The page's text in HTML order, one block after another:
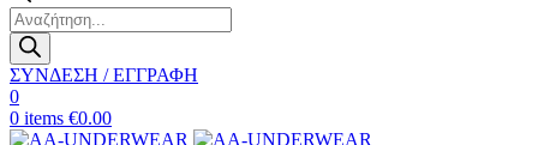
Products
search
ΣΥΝΔΕΣΗ / ΕΓΓΡΑΦΗ
0
0 items €0.00